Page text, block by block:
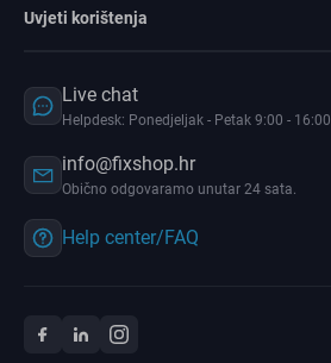
Uvjeti korištenja
Live chat
Helpdesk: Ponedjeljak - Petak 9:00 - 16:00
info@fixshop.hr
Obično odgovaramo unutar 24 sata.
Help center/FAQ